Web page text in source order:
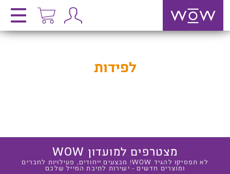
לפידות
מצטרפים למועדון WOW
לא תפסיקו להגיד WOW! מבצעים ייחודים, פעילויות לחברים
ומוצרים חדשים - ישירות לתיבת המייל שלכם